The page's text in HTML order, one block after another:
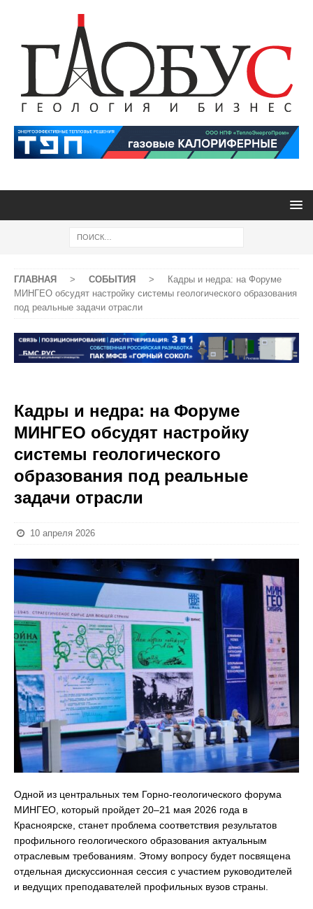
ГЛАВНАЯ > СОБЫТИЯ >
Кадры и недра: на Форуме
МИНГЕО обсудят настройку системы геологического образования
под реальные задачи отрасли
Кадры и недра: на Форуме
МИНГЕО обсудят настройку
системы геологического
образования под реальные
задачи отрасли
10 апреля 2026
Одной из центральных тем Горно-геологического форума
МИНГЕО, который пройдет 20–21 мая 2026 года в
Красноярске, станет проблема соответствия результатов
профильного геологического образования актуальным
отраслевым требованиям. Этому вопросу будет посвящена
отдельная дискуссионная сессия с участием руководителей
и ведущих преподавателей профильных вузов страны.